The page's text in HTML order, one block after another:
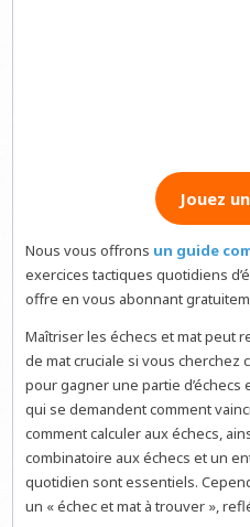
Jouez
Nous vous offrons un guide
exercices tactiques quotidiens
offre en vous abonnant
Maîtriser les échecs et mat peut
de mat cruciale si vous cherchez
pour gagner une partie d’échecs
qui se demandent comment
comment calculer aux échecs,
combinatoire aux échecs et un
quotidien sont essentiels.
un « échec et mat à trouver »,